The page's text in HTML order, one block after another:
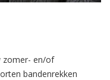
zomer- en/of
bandenrekken